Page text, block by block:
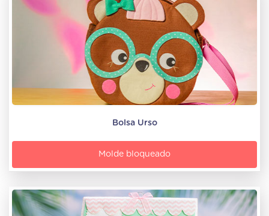
Bolsa Urso
Molde bloqueado